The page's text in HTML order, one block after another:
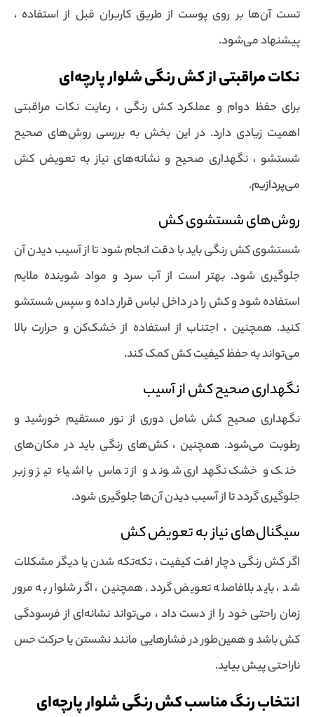
تست آن‌ها بر روی پوست از طریق کاربران قبل از استفاده ،
پیشنهاد می‌شود.
نکات مراقبتی از کش رنگی شلوار پارچه‌ای
برای حفظ دوام و عملکرد کش رنگی ، رعایت نکات مراقبتی
اهمیت زیادی دارد. در این بخش به بررسی روش‌های صحیح
شستشو ، نگهداری صحیح و نشانه‌های نیاز به تعویض کش
می‌پردازیم.
روش‌های شستشوی کش
شستشوی کش رنگی باید با دقت انجام شود تا از آسیب دیدن آن
جلوگیری شود. بهتر است از آب سرد و مواد شوینده ملایم
استفاده شود و کش را در داخل لباس قرار داده و سپس شستشو
کنید. همچنین ، اجتناب از استفاده از خشک‌کن و حرارت بالا
می‌تواند به حفظ کیفیت کش کمک کند.
نگهداری صحیح کش از آسیب
نگهداری صحیح کش شامل دوری از نور مستقیم خورشید و
رطوبت می‌شود. همچنین ، کش‌های رنگی باید در مکان‌های
خنک و خشک نگهداری شوند و از تماس با اشیاء تیز و زبر
جلوگیری گردد تا از آسیب دیدن آن‌ها جلوگیری شود.
سیگنال‌های نیاز به تعویض کش
اگر کش رنگی دچار افت کیفیت ، تکه‌تکه شدن یا دیگر مشکلات
شد ، باید بلافاصله تعویض گردد. همچنین ، اگر شلوار به مرور
زمان راحتی خود را از دست داد ، می‌تواند نشانه‌ای از فرسودگی
کش باشد و همین‌طور در فشارهایی مانند نشستن یا حرکت حس
ناراحتی پیش بیاید.
انتخاب رنگ مناسب کش رنگی شلوار پارچه‌ای